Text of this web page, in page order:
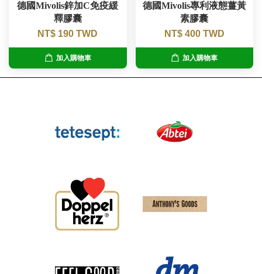
德國Mivolis鋅加C免疫緩
釋膠囊
NT$ 190 TWD
加入購物車
德國Mivolis專利液態薑黃
素膠囊
NT$ 400 TWD
加入購物車